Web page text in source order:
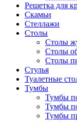
Решетка для
Скамьи
Стеллажи
Столы
Столы
Столы
Столы
Стулья
Туалетные
Тумбы
Тумбы
Тумбы
Тумбы